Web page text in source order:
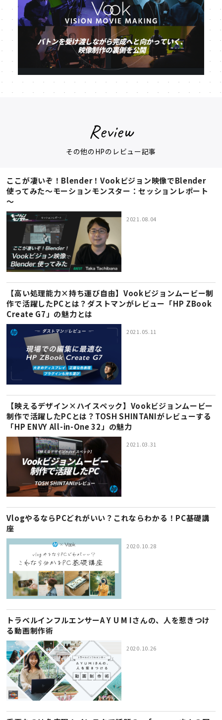
Review
その他のHPのレビュー記事
ここが凄いぞ！Blender！Vookビジョン映像でBlender
使ってみた～モーションモンスター：セッションレポート
～
2021.08.04
【高い処理能力×持ち運び自由】Vookビジョンムービー制
作で活躍したPCとは？ダストマンがレビュー「HP ZBook
Create G7」の魅力とは
2021.05.11
【映えるデザイン×ハイスペック】Vookビジョンムービー
制作で活躍したPCとは？TOSH SHINTANIがレビューする
「HP ENVY All-in-One 32」の魅力
2021.03.31
VlogやるならPCどれがいい？これならわかる！PC基礎講
座
2020.10.28
トラベルインフルエンサーA Y U M Iさんの、人を惹きつけ
る動画制作術
2020.10.26